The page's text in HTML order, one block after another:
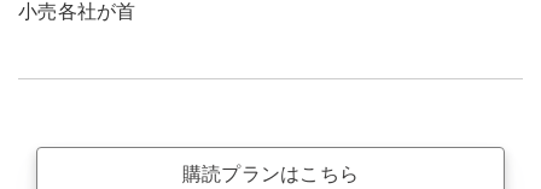
小売各社が首
購読プランはこちら